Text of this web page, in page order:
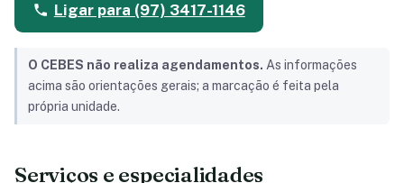
Ligar para (97) 3417-1146
O CEBES não realiza agendamentos. As informações
acima são orientações gerais; a marcação é feita pela
própria unidade.
Serviços e especialidades